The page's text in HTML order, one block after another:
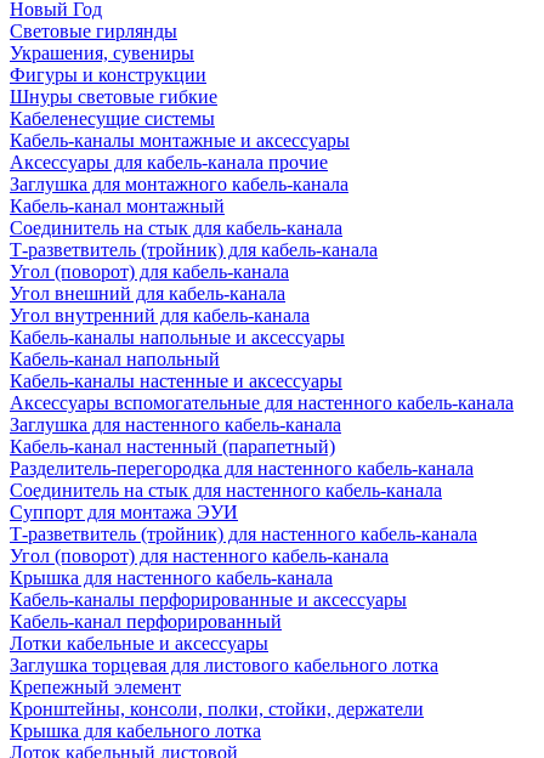
Новый Год
Световые гирлянды
Украшения, сувениры
Фигуры и конструкции
Шнуры световые гибкие
Кабеленесущие системы
Кабель-каналы монтажные и аксессуары
Аксессуары для кабель-канала прочие
Заглушка для монтажного кабель-канала
Кабель-канал монтажный
Соединитель на стык для кабель-канала
Т-разветвитель (тройник) для кабель-канала
Угол (поворот) для кабель-канала
Угол внешний для кабель-канала
Угол внутренний для кабель-канала
Кабель-каналы напольные и аксессуары
Кабель-канал напольный
Кабель-каналы настенные и аксессуары
Аксессуары вспомогательные для настенного кабель-канала
Заглушка для настенного кабель-канала
Кабель-канал настенный (парапетный)
Разделитель-перегородка для настенного кабель-канала
Соединитель на стык для настенного кабель-канала
Суппорт для монтажа ЭУИ
Т-разветвитель (тройник) для настенного кабель-канала
Угол (поворот) для настенного кабель-канала
Крышка для настенного кабель-канала
Кабель-каналы перфорированные и аксессуары
Кабель-канал перфорированный
Лотки кабельные и аксессуары
Заглушка торцевая для листового кабельного лотка
Крепежный элемент
Кронштейны, консоли, полки, стойки, держатели
Крышка для кабельного лотка
Лоток кабельный листовой